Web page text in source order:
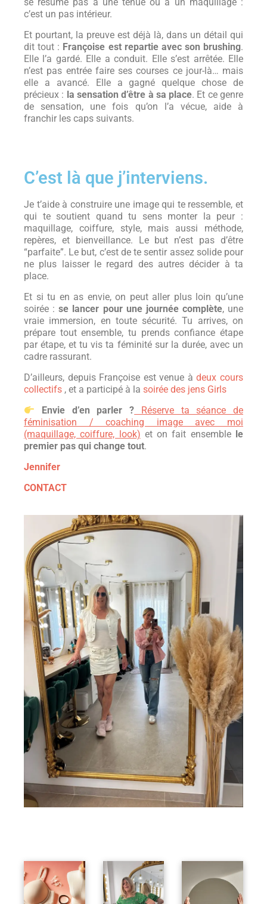
c’est un pas intérieur.
Et pourtant, la preuve est déjà là, dans un détail qui
dit tout : Françoise est repartie avec son brushing.
Elle l’a gardé. Elle a conduit. Elle s’est arrêtée. Elle
n’est pas entrée faire ses courses ce jour-là… mais
elle a avancé. Elle a gagné quelque chose de
précieux : la sensation d’être à sa place. Et ce genre
de sensation, une fois qu’on l’a vécue, aide à
franchir les caps suivants.
C’est là que j’interviens.
Je t’aide à construire une image qui te ressemble, et
qui te soutient quand tu sens monter la peur :
maquillage, coiffure, style, mais aussi méthode,
repères, et bienveillance. Le but n’est pas d’être
“parfaite”. Le but, c’est de te sentir assez solide pour
ne plus laisser le regard des autres décider à ta
place.
Et si tu en as envie, on peut aller plus loin qu’une
soirée :se lancer pour une journée complète, une
vraie immersion, en toute sécurité. Tu arrives, on
prépare tout ensemble, tu prends confiance étape
par étape, et tu vis ta féminité sur la durée, avec un
cadre rassurant.
D’ailleurs, depuis Françoise est venue àdeux cours
collectifs , et a participé à la soirée des jens Girls
Envie d’en parler ? Réserve ta séance de
féminisation / coaching image avec moi
(maquillage, coiffure, look) et on fait ensemble le
premier pas qui change tout.
Jennifer
CONTACT